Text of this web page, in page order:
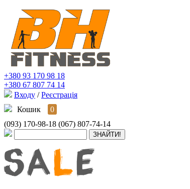
+380 93 170 98 18
+380 67 807 74 14
Входу / Реєстрація
Кошик
0
(093) 170-98-18 (067) 807-74-14